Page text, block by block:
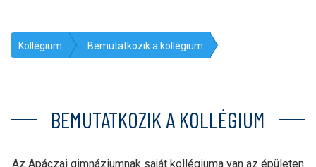
Kollégium Bemutatkozik a kollégium
BEMUTATKOZIK A KOLLÉGIUM
Az Apáczai gimnáziumnak saját kollégiuma van az épületen